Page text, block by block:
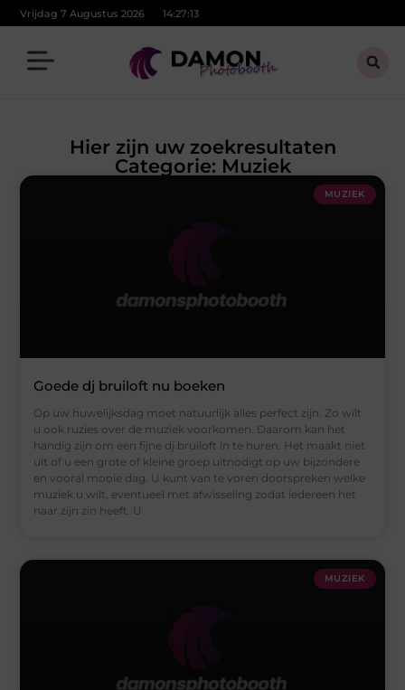
Vrijdag 7 Augustus 2026 14:27:13
Hier zijn uw zoekresultaten
Categorie: Muziek
MUZIEK
Goede dj bruiloft nu boeken
Op uw huwelijksdag moet natuurlijk alles perfect zijn. Zo wilt
u ook ruzies over de muziek voorkomen. Daarom kan het
handig zijn om een fijne dj bruiloft in te huren. Het maakt niet
uit of u een grote of kleine groep uitnodigt op uw bijzondere
en vooral mooie dag. U kunt van te voren doorspreken welke
muziek u wilt, eventueel met afwisseling zodat iedereen het
naar zijn zin heeft. U
MUZIEK